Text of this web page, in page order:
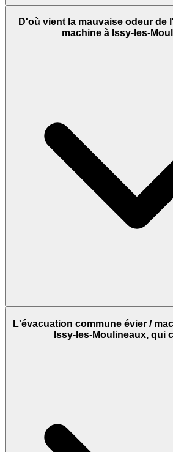
D'où vient la mauvaise odeur de
machine à Issy-les-
L'évacuation commune évier /
Issy-les-Moulineaux, qui